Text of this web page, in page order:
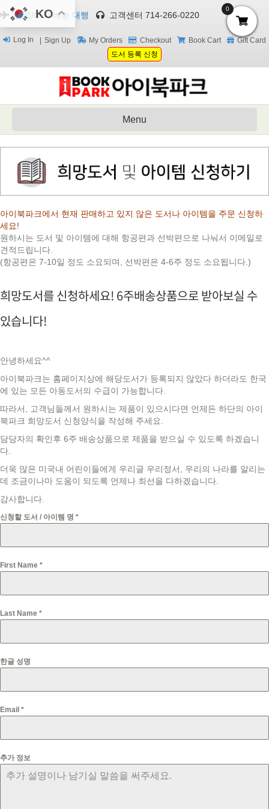
한국/미국 배송 대행 고객센터 714-266-0220
Log In Sign Up My Orders Checkout Book Cart
Gift Card
도서 등록 신청
Menu
아이북파크에서 현재 판매하고 있지 않은 도서나 아이템을 주문 신청하
세요!
원하시는 도서 및 아이템에 대해 항공편과 선박편으로 나눠서 이메일로
견적드립니다.
(항공편은 7-10일 정도 소요되며, 선박편은 4-6주 정도 소요됩니다.)
희망도서를 신청하세요! 6주배송상품으로 받아보실 수
있습니다!
안녕하세요^^
아이북파크는 홈페이지상에 해당도서가 등록되지 않았다 하더라도 한국
에 있는 모든 아동도서의 수급이 가능합니다.
따라서, 고객님들께서 원하시는 제품이 있으시다면 언제든 하단의 아이
북파크 희망도서 신청양식을 작성해 주세요.
담당자의 확인후 6주 배송상품으로 제품을 받으실 수 있도록 하겠습니
다.
더욱 많은 미국내 어린이들에게 우리글 우리정서, 우리의 나라를 알리는
데 조금이나마 도움이 되도록 언제나 최선을 다하겠습니다.
감사합니다.
신청할 도서 / 아이템 명 *
First Name *
Last Name *
한글 성명
Email *
추가 정보
KO 0